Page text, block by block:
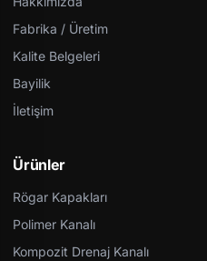
Fabrika / Üretim
Kalite Belgeleri
Bayilik
İletişim
Ürünler
Rögar Kapakları
Polimer Kanalı
Kompozit Drenaj Kanalı